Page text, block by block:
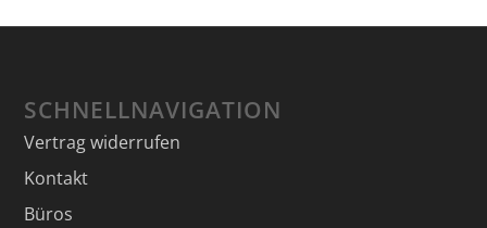
SCHNELLNAVIGATION
Vertrag widerrufen
Kontakt
Büros